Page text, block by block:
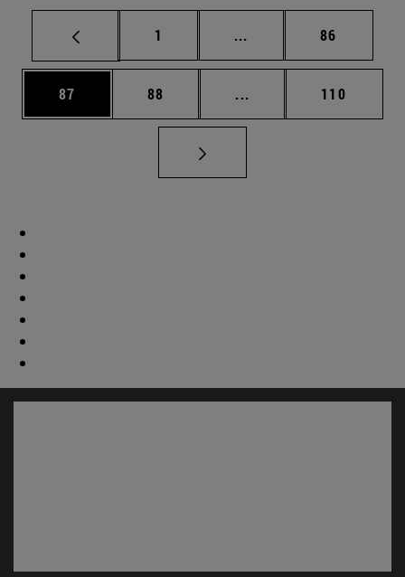
Página
1 ... Páginas intermedias
Página
86
Página
87 Página
88 ... Páginas intermedias
Página
110